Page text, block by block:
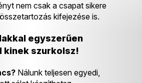
nem csak a csapat sikere
kifejezése is.
egyszerűen
kinek szurkolsz!
Nálunk teljesen egyedi,